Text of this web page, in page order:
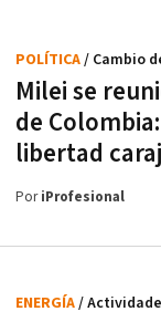
Milei se
de
libertad
POLÍTICA/ Cambio
PoriProfesional
ENERGÍA/